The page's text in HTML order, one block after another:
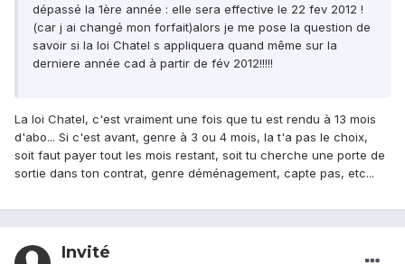
dépassé la 1ère année : elle sera effective le 22 fev 2012 !
(car j ai changé mon forfait)alors je me pose la question de
savoir si la loi Chatel s appliquera quand même sur la
derniere année cad à partir de fév 2012!!!!!
La loi Chatel, c'est vraiment une fois que tu est rendu à 13 mois
d'abo... Si c'est avant, genre à 3 ou 4 mois, la t'a pas le choix,
soit faut payer tout les mois restant, soit tu cherche une porte de
sortie dans ton contrat, genre déménagement, capte pas, etc...
Invité